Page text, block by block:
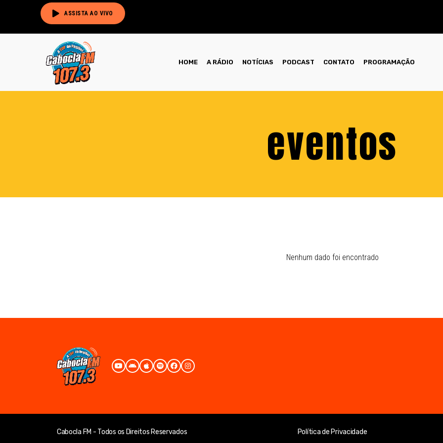
ASSISTA AO VIVO
HOME A RÁDIO NOTÍCIAS PODCAST CONTATO PROGRAMAÇÃO
eventos
Nenhum dado foi encontrado
Cabocla FM - Todos os Direitos Reservados Política de Privacidade